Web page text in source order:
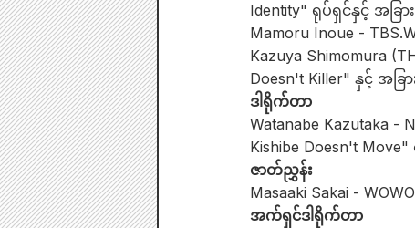
Identity" ရုပ်ရှင်နှင့် အခြာ
Mamoru Inoue -
Kazuya Shimomura
Doesn't Killer" နှင့် အခြာ
ဒါရိုက်တာ
Watanabe Kazutaka -
Kishibe Doesn't
ဇာတ်ညွှန်း
Masaaki Sakai -
အက်ရှင်ဒါရိုက်တာ